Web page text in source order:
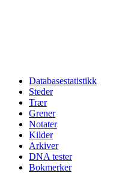
Databasestatistikk
Steder
Trær
Grener
Notater
Kilder
Arkiver
DNA tester
Bokmerker